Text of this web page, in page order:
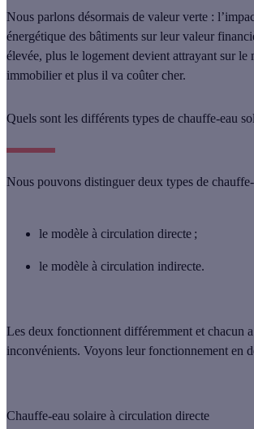
Nous parlons désormais de valeur verte :
énergétique des bâtiments sur leur valeur
élevée, plus le logement devient attrayant sur le
immobilier et plus il va coûter cher.
Quels sont les différents types de chauffe-eau
Nous pouvons distinguer deux types de
le modèle à circulation directe ;
le modèle à circulation indirecte.
Les deux fonctionnent différemment et chacun a
inconvénients. Voyons leur fonctionnement en
Chauffe-eau solaire à circulation directe